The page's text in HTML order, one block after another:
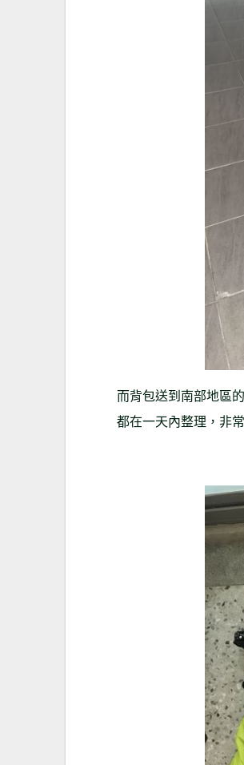
而背包送到南部地區
都在一天內整理，非